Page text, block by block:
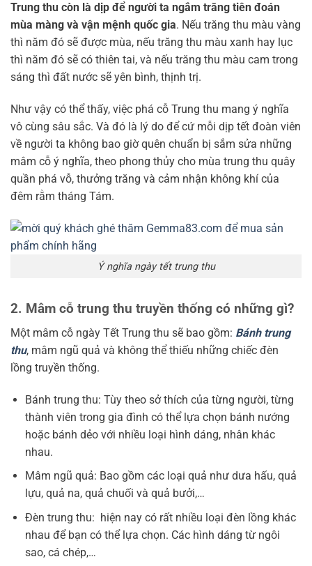
Trung thu còn là dịp để người ta ngắm trăng tiên đoán
mùa màng và vận mệnh quốc gia. Nếu trăng thu màu vàng
thì năm đó sẽ được mùa, nếu trăng thu màu xanh hay lục
thì năm đó sẽ có thiên tai, và nếu trăng thu màu cam trong
sáng thì đất nước sẽ yên bình, thịnh trị.
Như vậy có thể thấy, việc phá cỗ Trung thu mang ý nghĩa
vô cùng sâu sắc. Và đó là lý do để cứ mỗi dịp tết đoàn viên
về người ta không bao giờ quên chuẩn bị sắm sửa những
mâm cỗ ý nghĩa, theo phong thủy cho mùa trung thu quây
quần phá vỗ, thưởng trăng và cảm nhận không khí của
đêm rằm tháng Tám.
Ý nghĩa ngày tết trung thu
2. Mâm cỗ trung thu truyền thống có những gì?
Một mâm cỗ ngày Tết Trung thu sẽ bao gồm: Bánh trung
thu, mâm ngũ quả và không thể thiếu những chiếc đèn
lồng truyền thống.
Bánh trung thu: Tùy theo sở thích của từng người, từng
thành viên trong gia đình có thể lựa chọn bánh nướng
hoặc bánh dẻo với nhiều loại hình dáng, nhân khác
nhau.
Mâm ngũ quả: Bao gồm các loại quả như dưa hấu, quả
lựu, quả na, quả chuối và quả bưởi,…
Đèn trung thu: hiện nay có rất nhiều loại đèn lồng khác
nhau để bạn có thể lựa chọn. Các hình dáng từ ngôi
sao, cá chép,…